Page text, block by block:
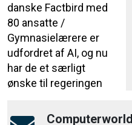
danske Factbird med
80 ansatte /
Gymnasielærere er
udfordret af AI, og nu
har de et særligt
ønske til regeringen